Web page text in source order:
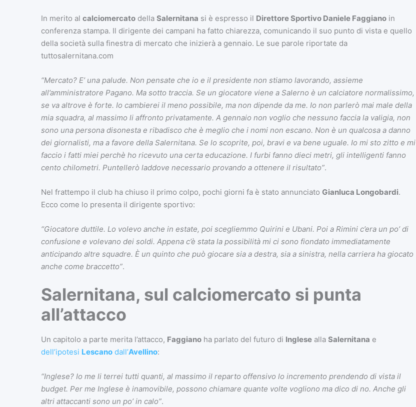
In merito al calciomercatodella Salernitana si è espresso il Direttore Sportivo Daniele Faggianoin
conferenza stampa. Il dirigente dei campani ha fatto chiarezza, comunicando il suo punto di vista e quello
della società sulla finestra di mercato che inizierà a gennaio. Le sue parole riportate da
tuttosalernitana.com
“Mercato? E’ una palude. Non pensate che io e il presidente non stiamo lavorando, assieme
all’amministratore Pagano. Ma sotto traccia. Se un giocatore viene a Salerno è un calciatore normalissimo,
se va altrove è forte. Io cambierei il meno possibile, ma non dipende da me. Io non parlerò mai male della
mia squadra, al massimo li affronto privatamente. A gennaio non voglio che nessuno faccia la valigia, non
sono una persona disonesta e ribadisco che è meglio che i nomi non escano. Non è un qualcosa a danno
dei giornalisti, ma a favore della Salernitana. Se lo scoprite, poi, bravi e va bene uguale. Io mi sto zitto e mi
faccio i fatti miei perchè ho ricevuto una certa educazione. I furbi fanno dieci metri, gli intelligenti fanno
cento chilometri. Puntellerò laddove necessario provando a ottenere il risultato”.
Nel frattempo il club ha chiuso il primo colpo, pochi giorni fa è stato annunciato Gianluca Longobardi.
Ecco come lo presenta il dirigente sportivo:
“Giocatore duttile. Lo volevo anche in estate, poi scegliemmo Quirini e Ubani. Poi a Rimini c’era un po’ di
confusione e volevano dei soldi. Appena c’è stata la possibilità mi ci sono fiondato immediatamente
anticipando altre squadre. È un quinto che può giocare sia a destra, sia a sinistra, nella carriera ha giocato
anche come braccetto”.
Salernitana, sul calciomercato si punta
all’attacco
Un capitolo a parte merita l’attacco, Faggianoha parlato del futuro di Inglesealla Salernitana e
dell’ipotesi Lescanodall’Avellino:
“Inglese? Io me li terrei tutti quanti, al massimo il reparto offensivo lo incremento prendendo di vista il
budget. Per me Inglese è inamovibile, possono chiamare quante volte vogliono ma dico di no. Anche gli
altri attaccanti sono un po’ in calo”.